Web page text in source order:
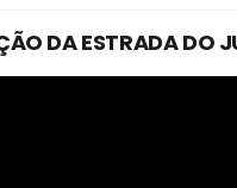
DA ESTRADA DO